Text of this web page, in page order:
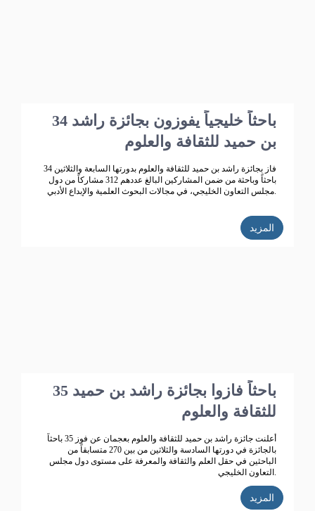
34 باحثاً خليجياً يفوزون بجائزة راشد
بن حميد للثقافة والعلوم
فاز بجائزة راشد بن حميد للثقافة والعلوم بدورتها السابعة والثلاثين 34
باحثاً وباحثة من ضمن المشاركين البالغ عددهم 312 مشاركاً من دول
مجلس التعاون الخليجي، في مجالات البحوث العلمية والإبداع الأدبي.
المزيد
35 باحثاً فازوا بجائزة راشد بن حميد
للثقافة والعلوم
أعلنت جائزة راشد بن حميد للثقافة والعلوم بعجمان عن فوز 35 باحثاً
بالجائزة في دورتها السادسة والثلاثين من بين 270 متسابقاً من
الباحثين في حقل العلم والثقافة والمعرفة على مستوى دول مجلس
التعاون الخليجي.
المزيد